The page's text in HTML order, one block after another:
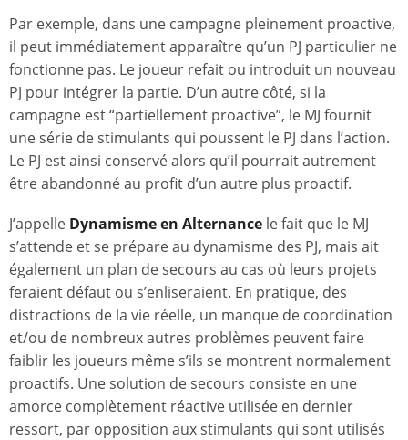
Par exemple, dans une campagne pleinement proactive,
il peut immédiatement apparaître qu’un PJ particulier ne
fonctionne pas. Le joueur refait ou introduit un nouveau
PJ pour intégrer la partie. D’un autre côté, si la
campagne est “partiellement proactive”, le MJ fournit
une série de stimulants qui poussent le PJ dans l’action.
Le PJ est ainsi conservé alors qu’il pourrait autrement
être abandonné au profit d’un autre plus proactif.
J’appelle Dynamisme en Alternance le fait que le MJ
s’attende et se prépare au dynamisme des PJ, mais ait
également un plan de secours au cas où leurs projets
feraient défaut ou s’enliseraient. En pratique, des
distractions de la vie réelle, un manque de coordination
et/ou de nombreux autres problèmes peuvent faire
faiblir les joueurs même s’ils se montrent normalement
proactifs. Une solution de secours consiste en une
amorce complètement réactive utilisée en dernier
ressort, par opposition aux stimulants qui sont utilisés